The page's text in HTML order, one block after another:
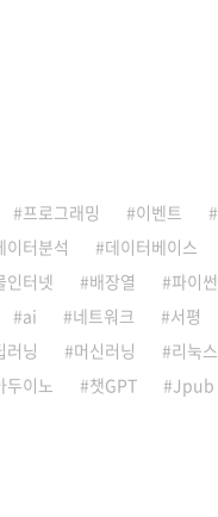
프로그래밍 이벤트
이터분석 데이터베이스
인터넷 배장열 파이썬
ai 네트워크 서평
러닝 머신러닝 리눅스
두이노 챗GPT Jpub